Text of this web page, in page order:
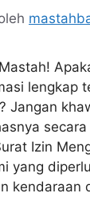
lengkap
Jangan
Izin
yang
kendaraan